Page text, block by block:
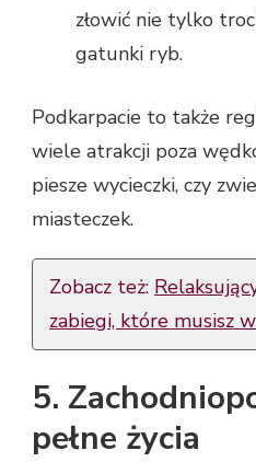
złowić nie tylko
gatunki ryb.
Podkarpacie to także
wiele atrakcji poza
piesze wycieczki, czy
miasteczek.
Zobacz też:
zabiegi, które musisz
5.
pełne życia